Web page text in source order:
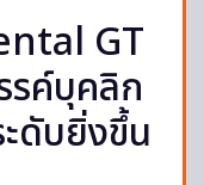
GT
ค์บุคลิก
ดับยิ่งขึ้น